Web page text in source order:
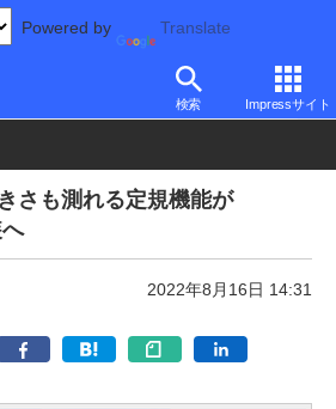
Powered by Translate
検索 Impressサイト
アプリ 他ソフト/アプリ 新機能
さも測れる定規機能が
2022年8月16日 14:31